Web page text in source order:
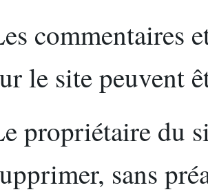
commentaires
le site peuvent
propriétaire du
sans